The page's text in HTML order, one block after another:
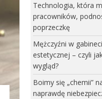
Technologia, która
pracowników,
poprzeczkę
Mężczyźni w
estetycznej – czyli
wygląd?
Boimy się „chemii”
naprawdę